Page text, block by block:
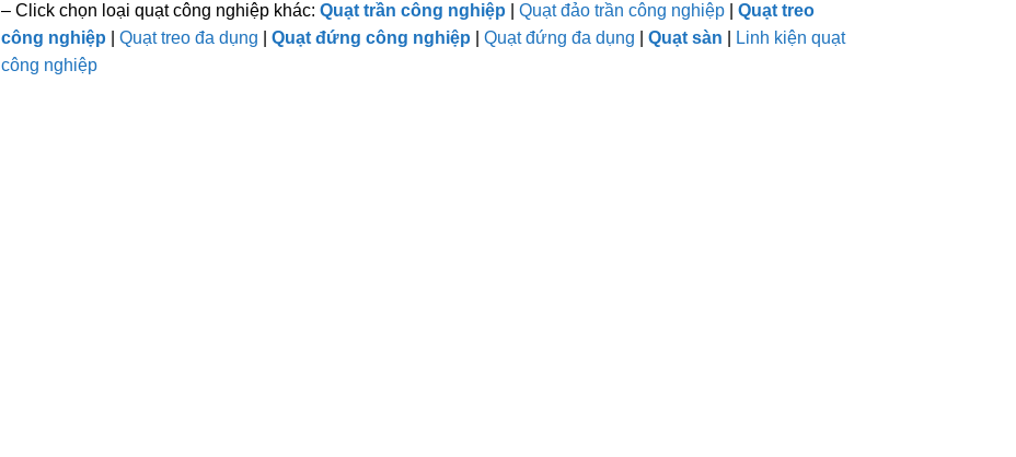
– Click chọn loại quạt công nghiệp khác: Quạt trần công nghiệp Quạt đảo trần công nghiệp
Quạt treo
công nghiệp
Quạt treo đa dụng Quạt đứng công nghiệp Quạt đứng đa dụng Quạt sàn
Linh kiện quạt
công nghiệp